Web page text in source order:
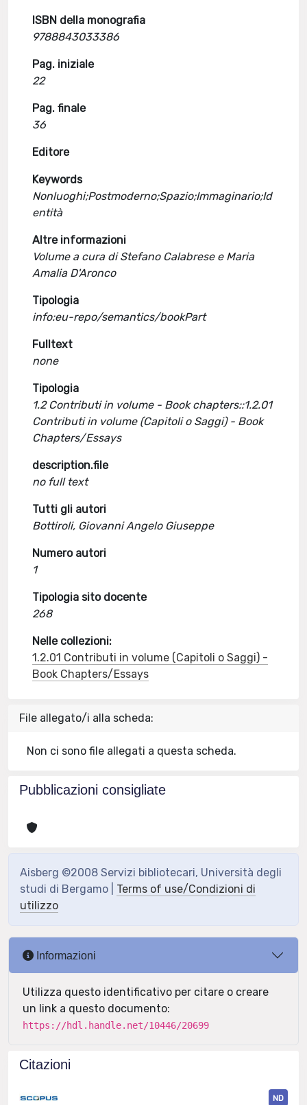
ISBN della monografia
9788843033386
Pag. iniziale
22
Pag. finale
36
Editore
Keywords
Nonluoghi;Postmoderno;Spazio;Immaginario;Id
entità
Altre informazioni
Volume a cura di Stefano Calabrese e Maria
Amalia D'Aronco
Tipologia
info:eu-repo/semantics/bookPart
Fulltext
none
Tipologia
1.2 Contributi in volume - Book chapters::1.2.01
Contributi in volume (Capitoli o Saggi) - Book
Chapters/Essays
description.file
no full text
Tutti gli autori
Bottiroli, Giovanni Angelo Giuseppe
Numero autori
1
Tipologia sito docente
268
Nelle collezioni:
1.2.01 Contributi in volume (Capitoli o Saggi) -
Book Chapters/Essays
File allegato/i alla scheda:
Non ci sono file allegati a questa scheda.
Pubblicazioni consigliate
Aisberg ©2008 Servizi bibliotecari, Università degli
studi di Bergamo | Terms of use/Condizioni di
utilizzo
Informazioni
Utilizza questo identificativo per citare o creare
un link a questo documento:
https://hdl.handle.net/10446/20699
Citazioni
ND